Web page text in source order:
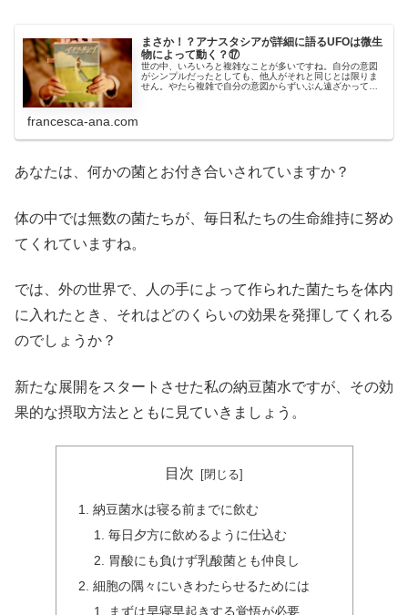
まさか！？アナスタシアが詳細に語るUFOは微生
物によって動く？⑰
世の中、いろいろと複雑なことが多いですね。自分の意図
がシンプルだったとしても、他人がそれと同じとは限りま
せん。やたら複雑で自分の意図からずいぶん遠ざかってい
francesca-ana.com
あなたは、何かの菌とお付き合いされていますか？
体の中では無数の菌たちが、毎日私たちの生命維持に努め
てくれていますね。
では、外の世界で、人の手によって作られた菌たちを体内
に入れたとき、それはどのくらいの効果を発揮してくれる
のでしょうか？
新たな展開をスタートさせた私の納豆菌水ですが、その効
果的な摂取方法とともに見ていきましょう。
目次
納豆菌水は寝る前までに飲む
毎日夕方に飲めるように仕込む
胃酸にも負けず乳酸菌とも仲良し
細胞の隅々にいきわたらせるためには
まずは早寝早起きする覚悟が必要